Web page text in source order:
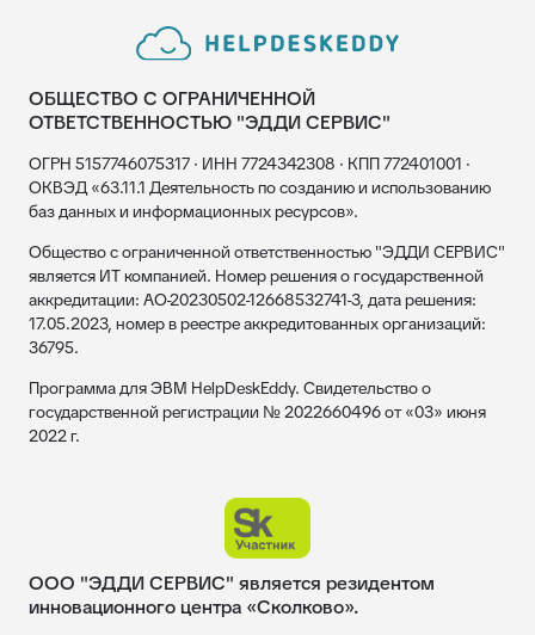
ОБЩЕСТВО С ОГРАНИЧЕННОЙ
ОТВЕТСТВЕННОСТЬЮ "ЭДДИ СЕРВИС"
ОГРН 5157746075317 · ИНН 7724342308 · КПП 772401001 ·
ОКВЭД «63.11.1 Деятельность по созданию и использованию
баз данных и информационных ресурсов».
Общество с ограниченной ответственностью "ЭДДИ СЕРВИС"
является ИТ компанией. Номер решения о государственной
аккредитации: АО-20230502-12668532741-3, дата решения:
17.05.2023, номер в реестре аккредитованных организаций:
36795.
Программа для ЭВМ HelpDeskEddy. Свидетельство о
государственной регистрации № 2022660496 от «03» июня
2022 г.
ООО "ЭДДИ СЕРВИС" является резидентом
инновационного центра «Сколково».